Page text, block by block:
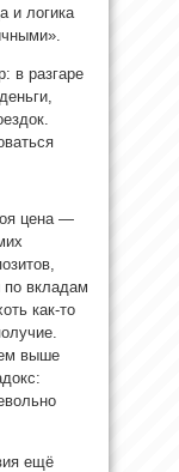
и логика
в разгаре
цена —
вкладам
как-то
выше
ещё